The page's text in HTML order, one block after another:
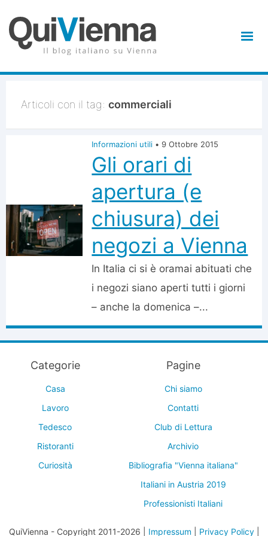
Articoli con il tag: commerciali
Informazioni utili • 9 Ottobre 2015
Gli orari di
apertura (e
chiusura) dei
negozi a Vienna
In Italia ci si è oramai abituati che
i negozi siano aperti tutti i giorni
– anche la domenica –...
Categorie
Casa
Lavoro
Tedesco
Ristoranti
Curiosità
Pagine
Chi siamo
Contatti
Club di Lettura
Archivio
Bibliografia "Vienna italiana"
Italiani in Austria 2019
Professionisti Italiani
QuiVienna - Copyright 2011-2026 | Impressum Privacy Policy|